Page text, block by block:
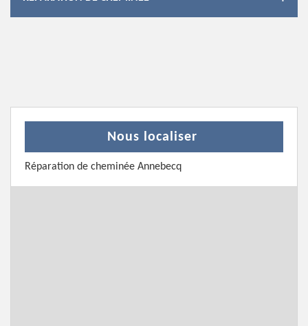
Nous localiser
Réparation de cheminée Annebecq